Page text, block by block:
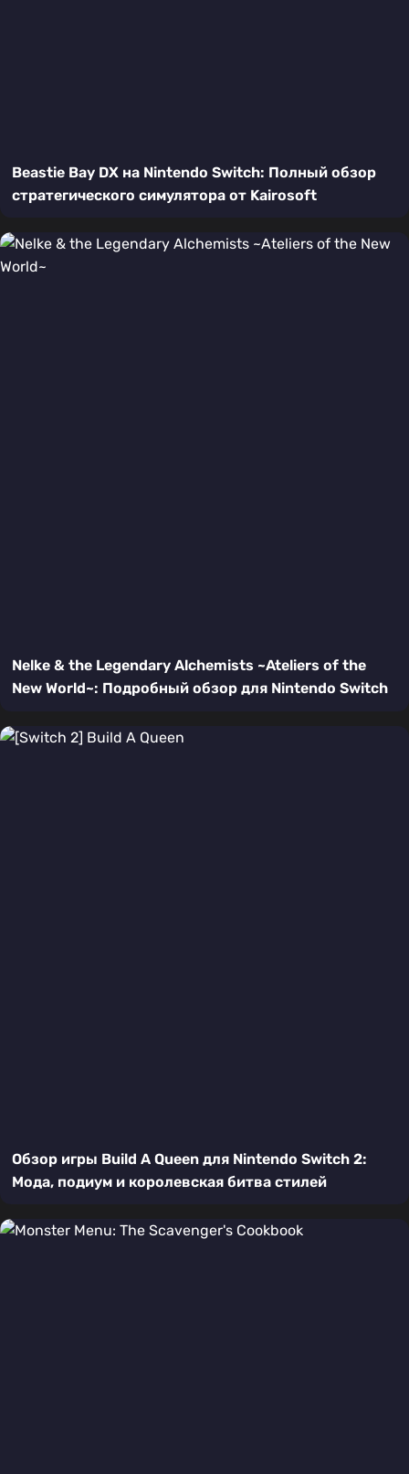
Beastie Bay DX на Nintendo Switch: Полный обзор
стратегического симулятора от Kairosoft
Nelke & the Legendary Alchemists ~Ateliers of the
New World~: Подробный обзор для Nintendo Switch
Обзор игры Build A Queen для Nintendo Switch 2:
Мода, подиум и королевская битва стилей